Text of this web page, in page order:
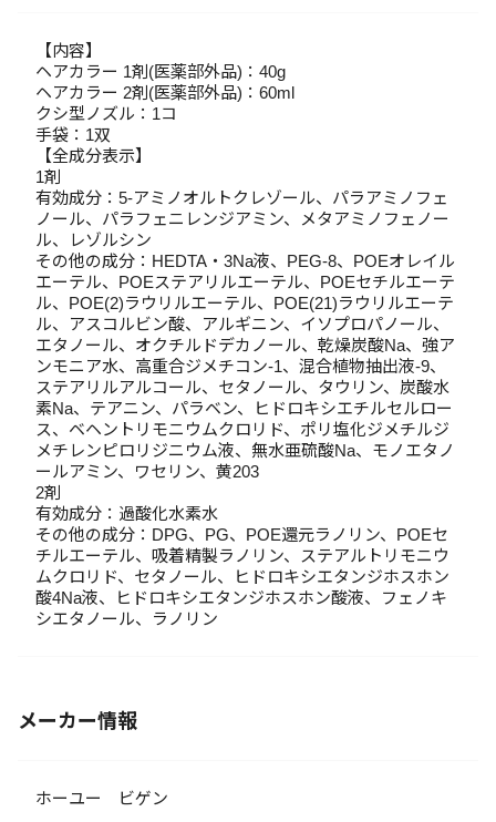
【内容】
ヘアカラー 1剤(医薬部外品)：40g
ヘアカラー 2剤(医薬部外品)：60ml
クシ型ノズル：1コ
手袋：1双
【全成分表示】
1剤
有効成分：5-アミノオルトクレゾール、パラアミノフェ
ノール、パラフェニレンジアミン、メタアミノフェノー
ル、レゾルシン
その他の成分：HEDTA・3Na液、PEG-8、POEオレイル
エーテル、POEステアリルエーテル、POEセチルエーテ
ル、POE(2)ラウリルエーテル、POE(21)ラウリルエーテ
ル、アスコルビン酸、アルギニン、イソプロパノール、
エタノール、オクチルドデカノール、乾燥炭酸Na、強ア
ンモニア水、高重合ジメチコン-1、混合植物抽出液-9、
ステアリルアルコール、セタノール、タウリン、炭酸水
素Na、テアニン、パラベン、ヒドロキシエチルセルロー
ス、ベヘントリモニウムクロリド、ポリ塩化ジメチルジ
メチレンピロリジニウム液、無水亜硫酸Na、モノエタノ
ールアミン、ワセリン、黄203
2剤
有効成分：過酸化水素水
その他の成分：DPG、PG、POE還元ラノリン、POEセ
チルエーテル、吸着精製ラノリン、ステアルトリモニウ
ムクロリド、セタノール、ヒドロキシエタンジホスホン
酸4Na液、ヒドロキシエタンジホスホン酸液、フェノキ
シエタノール、ラノリン
メーカー情報
ホーユー ビゲン